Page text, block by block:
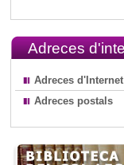
Adreces
Adreces d'Internet
Adreces postals